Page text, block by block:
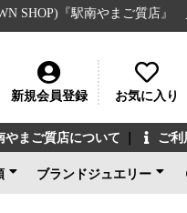
駅南やまご質店』 ロレック
新規会員登録 お気に入り
やまご質店について ご利
ブランドジュエリー